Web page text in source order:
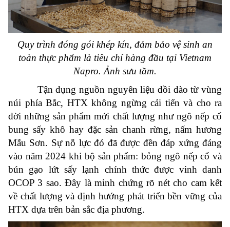
Quy trình đóng gói khép kín, đảm bảo vệ sinh an
toàn thực phẩm là tiêu chí hàng đầu tại Vietnam
Napro. Ảnh sưu tầm.
Tận dụng nguồn nguyên liệu dồi dào từ vùng
núi phía Bắc, HTX không ngừng cải tiến và cho ra
đời những sản phẩm mới chất lượng như ngô nếp cổ
bung sấy khô hay đặc sản chanh rừng, nấm hương
Mẫu Sơn. Sự nỗ lực đó đã được đền đáp xứng đáng
vào năm 2024 khi bộ sản phẩm: bỏng ngô nếp cổ và
bún gạo lứt sấy lạnh chính thức được vinh danh
OCOP 3 sao. Đây là minh chứng rõ nét cho cam kết
về chất lượng và định hướng phát triển bền vững của
HTX dựa trên bản sắc địa phương.